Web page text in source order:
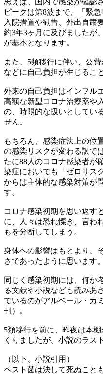
ピークは第8波まで、「緊
入院措置や勧告、外出自粛
約3年3ヶ月に及びましたが
が基本となります。
また、5類移行に伴い、公
などに自己負担が生じるこ
外来の自己負担はインフル
高額な新型コロナ治療薬や
の、時限的な扱いとしてい
せん。
もちろん、感染症法上の位
の感染リスクが変わる訳で
たに88人のコロナ感染者が
染症においても「ゼロリス
からは主体的な感染対策が
す。
コロナ感染初期を思い返す
に、人々は恐れ慄き、言わ
もを分断してしまう。
身体への影響はもとより、
さであったように思います。
同じく感染初期には、何か
る文献や小説なども読みあ
ているのがアルベール・カ
刊）。
5類移行を前に、昨夜は本
くりましたが、小説のラス
（以下、小説引用）
ペスト菌は決して死ぬこと